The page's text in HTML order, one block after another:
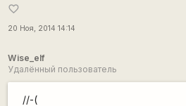
favorite_border
20 Ноя, 2014 14:14
Wise_elf
Удалённый пользователь
//-(